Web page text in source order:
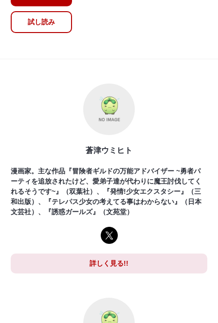
試し読み
蒼津ウミヒト
漫画家。主な作品『冒険者ギルドの万能アドバイザー ~勇者パ
ーティを追放されたけど、愛弟子達が代わりに魔王討伐してく
れるそうです~』（双葉社）、『発情!少女エクスタシー』（三
和出版）、『テレパス少女の考えてる事はわからない』（日本
文芸社）、『誘惑ガールズ』（文苑堂）
詳しく見る!!